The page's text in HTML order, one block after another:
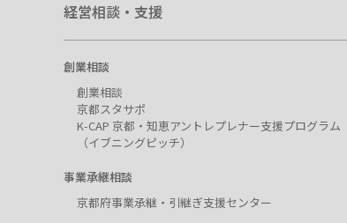
経営相談・支援
創業相談
創業相談
京都スタサポ
K-CAP 京都・知恵アントレプレナー支援プログラム
（イブニングピッチ）
事業承継相談
京都府事業承継・引継ぎ支援センター